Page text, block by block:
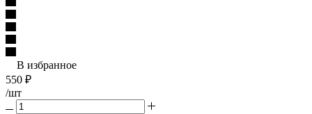
В избранное
550 ₽
/шт